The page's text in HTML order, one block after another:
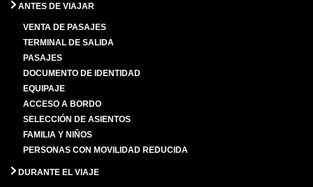
ANTES DE VIAJAR
VENTA DE PASAJES
TERMINAL DE SALIDA
PASAJES
DOCUMENTO DE IDENTIDAD
EQUIPAJE
ACCESO A BORDO
SELECCIÓN DE ASIENTOS
FAMILIA Y NIÑOS
PERSONAS CON MOVILIDAD REDUCIDA
DURANTE EL VIAJE